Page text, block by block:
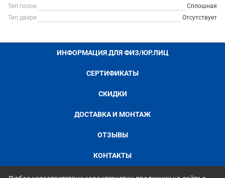
Тип полок
Сплошная
Тип двери
Отсутствует
ИНФОРМАЦИЯ ДЛЯ ФИЗ/ЮР.ЛИЦ
СЕРТИФИКАТЫ
СКИДКИ
ДОСТАВКА И МОНТАЖ
ОТЗЫВЫ
КОНТАКТЫ